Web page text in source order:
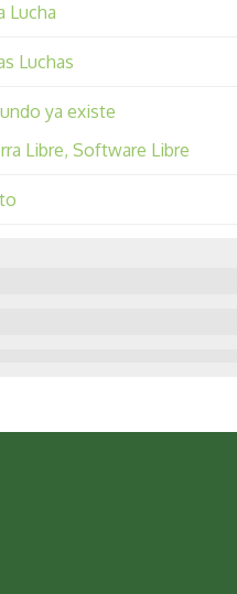
Lucha
Luchas
ya existe
Libre, Software Libre